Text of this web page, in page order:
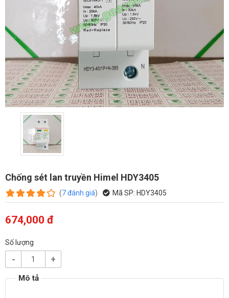
Chống sét lan truyền Himel HDY3405
(7đánh giá) Mã SP: HDY3405
674,000 đ
Số lượng
- +